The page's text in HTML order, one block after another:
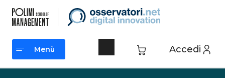
contenuto
Accedi
Menù
Menù